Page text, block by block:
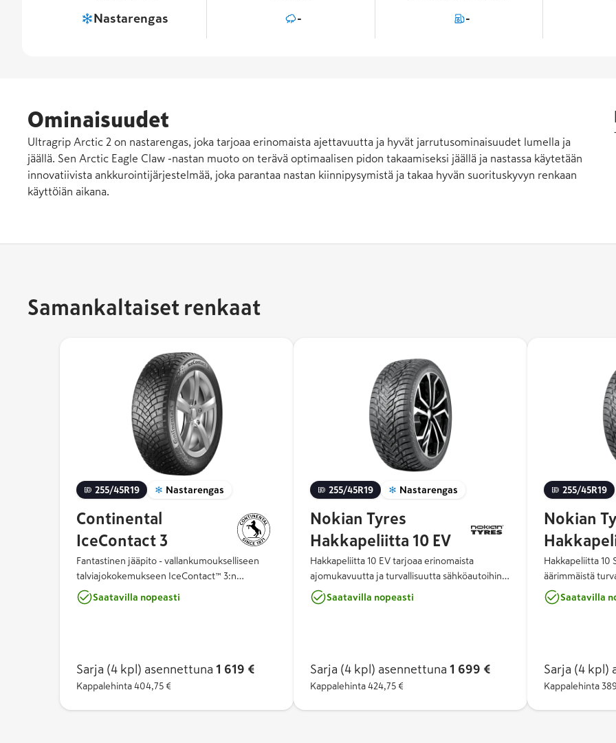
Nastarengas - -
Ominaisuudet
Ultragrip Arctic 2 on nastarengas, joka tarjoaa erinomaista ajettavuutta ja hyvät jarrutusominaisuudet lumella ja
jäällä. Sen Arctic Eagle Claw -nastan muoto on terävä optimaalisen pidon takaamiseksi jäällä ja nastassa käytetään
innovatiivista ankkurointijärjestelmää, joka parantaa nastan kiinnipysymistä ja takaa hyvän suorituskyvyn renkaan
käyttöiän aikana.
Samankaltaiset renkaat
255/45R19 Nastarengas
Continental
IceContact 3
Fantastinen jääpito - vallankumoukselliseen
talviajokokemukseen IceContact™ 3:n
ainutlaatuinen nastakonsepti tuo uuden
ulottuvuuden talviajoon. Kahden nastatyypin
käsittelyominaisuudet sekä lyhyemmät
jarrutusmatkat.
Saatavilla nopeasti
Sarja (4 kpl) asennettuna 1 619 €
Kappalehinta 404,75 €
255/45R19 Nastarengas
Nokian Tyres
Hakkapeliitta 10 EV
Hakkapeliitta 10 EV tarjoaa erinomaista
ajomukavuutta ja turvallisuutta sähköautoihin
ja hybrideihin. Renkaan suunnittelussa ja
kehityksessä on käytetty ympäristöystävällistä
ympäristöystävällisyyttä. Nokian Renkaiden
tuplanastateknologia tuo huippuluokan
nastat parantavat kiihdytys- ja jarrutuspitoa ja
Saatavilla nopeasti
Sarja (4 kpl) asennettuna 1 699 €
Kappalehinta 424,75 €
255/45R19
Nokian
Hakkapeliitta 10
äärimmäistä
eniten tarvitaan.
SUV on
huippuluokan
keskialueen
maksimoivat
Saatavilla
Sarja (4 kpl)
Kappalehinta